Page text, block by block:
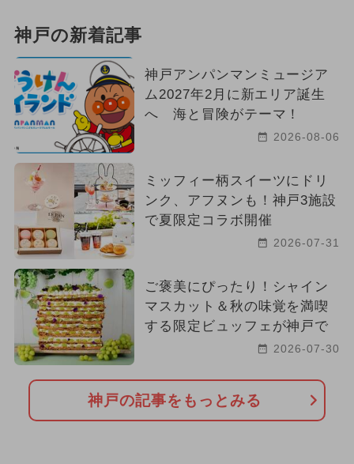
神戸の新着記事
神戸アンパンマンミュージア
ム2027年2月に新エリア誕生
へ 海と冒険がテーマ！
2026-08-06
ミッフィー柄スイーツにドリ
ンク、アフヌンも！神戸3施設
で夏限定コラボ開催
2026-07-31
ご褒美にぴったり！シャイン
マスカット＆秋の味覚を満喫
する限定ビュッフェが神戸で
2026-07-30
神戸の記事をもっとみる